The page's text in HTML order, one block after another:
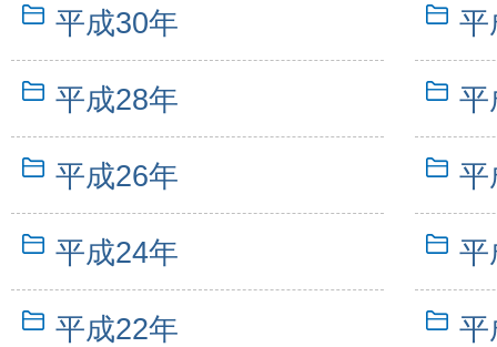
平成30年 平
平成28年 平
平成26年 平
平成24年 平
平成22年 平